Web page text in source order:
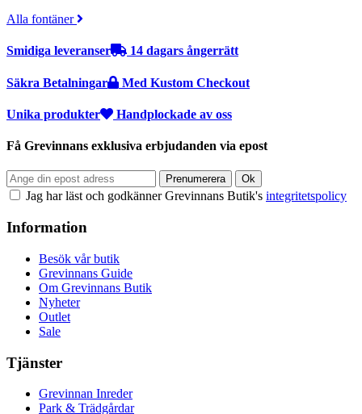
Alla fontäner
Smidiga leveranser 14 dagars ångerrätt
Säkra Betalningar Med Kustom Checkout
Unika produkter Handplockade av oss
Få Grevinnans exklusiva erbjudanden via epost
Jag har läst och godkänner Grevinnans Butik's integritetspolicy
Information
Besök vår butik
Grevinnans Guide
Om Grevinnans Butik
Nyheter
Outlet
Sale
Tjänster
Grevinnan Inreder
Park & Trädgårdar